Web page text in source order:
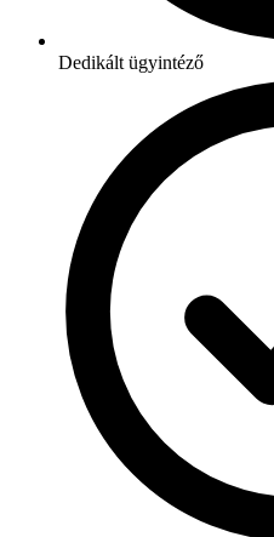
Dedikált ügyintéző